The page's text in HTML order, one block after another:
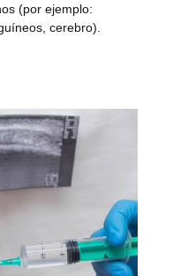
(por ejemplo:
cerebro).